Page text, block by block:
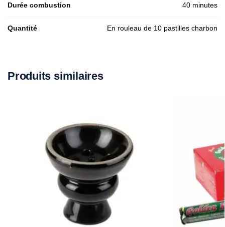
Durée combustion 40 minutes
Quantité En rouleau de 10 pastilles charbon
Produits similaires